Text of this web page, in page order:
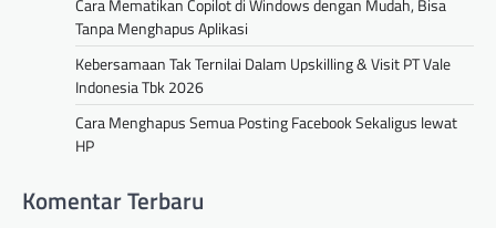
Cara Mematikan Copilot di Windows dengan Mudah, Bisa
Tanpa Menghapus Aplikasi
Kebersamaan Tak Ternilai Dalam Upskilling & Visit PT Vale
Indonesia Tbk 2026
Cara Menghapus Semua Posting Facebook Sekaligus lewat
HP
Komentar Terbaru